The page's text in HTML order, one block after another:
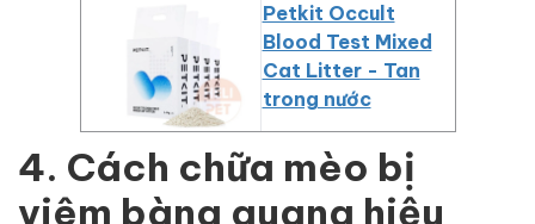
Petkit Occult
Blood Test Mixed
Cat Litter - Tan
trong nước
4. Cách chữa mèo bị
viêm bàng quang hiệu